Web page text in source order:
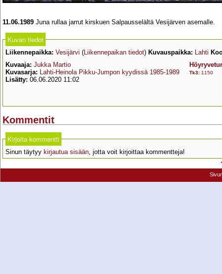
11.06.1989 Juna rullaa jarrut kirskuen Salpausselältä Vesijärven asemalle.
Kuvan tiedot
Liikennepaikka: Vesijärvi (Liikennepaikan tiedot) Kuvauspaikka: Lahti
Kuvaaja: Jukka Martio
Kuvasarja: Lahti-Heinola Pikku-Jumpon kyydissä 1985-1989
Lisätty: 06.06.2020 11:02
Tk3: 1150
Kommentit
Kirjoita kommentti
Sinun täytyy kirjautua sisään, jotta voit kirjoittaa kommentteja!